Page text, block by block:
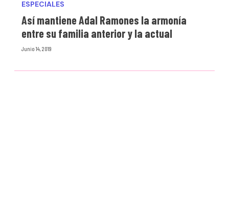
ESPECIALES
Así mantiene Adal Ramones la armonía
entre su familia anterior y la actual
Junio 14, 2019